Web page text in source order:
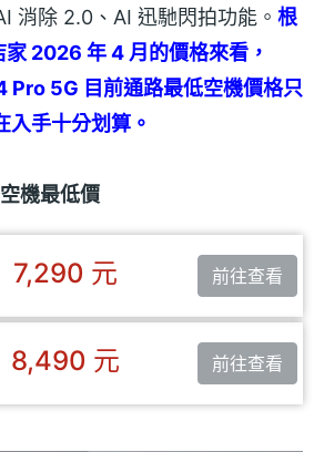
消除 2.0、AI 迅馳閃拍功能。 根
2026 年 4 月的價格來看，
Pro 5G 目前通路最低空機價格只
入手十分划算。
機最低價
7,290 元 前往查看
8,490 元 前往查看